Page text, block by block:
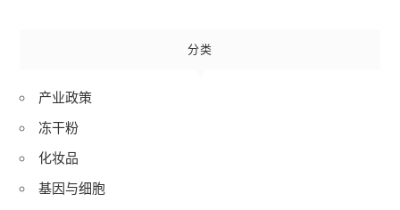
分类
产业政策
冻干粉
化妆品
基因与细胞